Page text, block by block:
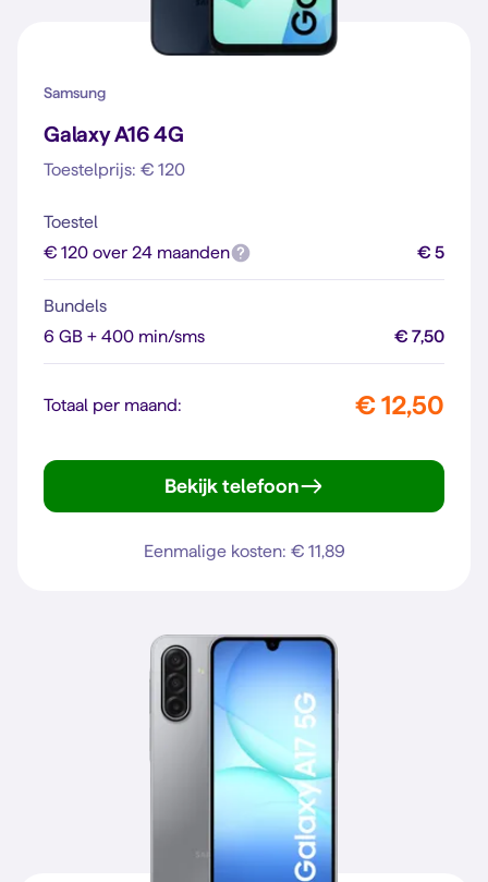
Samsung
Galaxy A16 4G
Toestelprijs: € 120
Toestel
€ 120 over 24 maanden
€ 5
Bundels
6 GB + 400 min/sms
€ 7,50
Totaal per maand: € 12,50
Bekijk telefoon
Eenmalige kosten: € 11,89